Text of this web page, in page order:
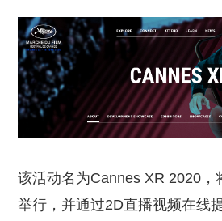
该活动名为Cannes XR 2020，
举行，并通过2D直播视频在线